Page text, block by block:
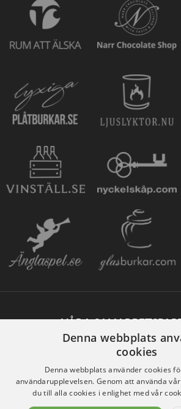
VÅRA
Denna webbplats
cookies
Denna webbplats använder cookies
användarupplevelsen. Genom att använda
du till alla cookies i enlighet med vår